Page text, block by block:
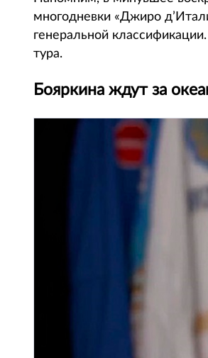
многодневки «Джиро
генеральной
тура.
Бояркина ждут за